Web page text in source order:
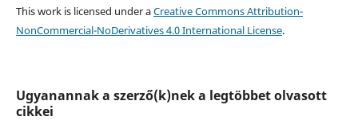
This work is licensed under aCreative Commons Attribution-
NonCommercial-NoDerivatives 4.0 International License.
Ugyanannak a szerző(k)nek a legtöbbet olvasott
cikkei